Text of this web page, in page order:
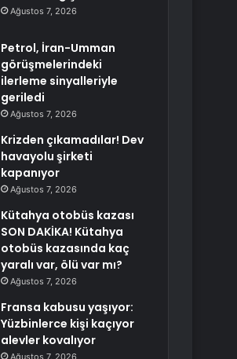
Ağustos 7, 2026
Petrol, İran-Umman
görüşmelerindeki
ilerleme sinyalleriyle
geriledi
Ağustos 7, 2026
Krizden çıkamadılar! Dev
havayolu şirketi
kapanıyor
Ağustos 7, 2026
Kütahya otobüs kazası
SON DAKİKA! Kütahya
otobüs kazasında kaç
yaralı var, ölü var mı?
Ağustos 7, 2026
Fransa kabusu yaşıyor:
Yüzbinlerce kişi kaçıyor
alevler kovalıyor
Ağustos 7, 2026